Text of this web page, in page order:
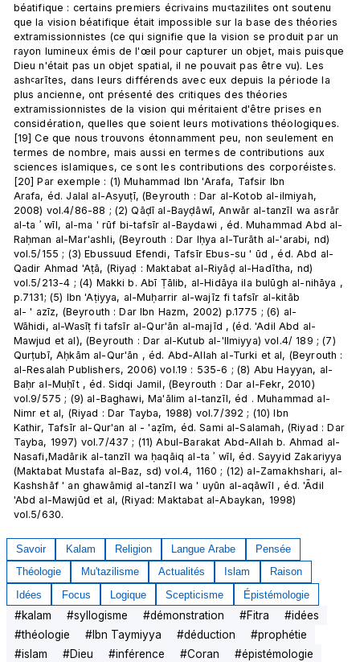
béatifique : certains premiers écrivains muꜥtazilites ont soutenu
que la vision béatifique était impossible sur la base des théories
extramissionnistes (ce qui signifie que la vision se produit par un
rayon lumineux émis de l'œil pour capturer un objet, mais puisque
Dieu n'était pas un objet spatial, il ne pouvait pas être vu). Les
ashꜥarītes, dans leurs différends avec eux depuis la période la
plus ancienne, ont présenté des critiques des théories
extramissionnistes de la vision qui méritaient d'être prises en
considération, quelles que soient leurs motivations théologiques.
[19] Ce que nous trouvons étonnamment peu, non seulement en
termes de nombre, mais aussi en termes de contributions aux
sciences islamiques, ce sont les contributions des corporéistes.
[20] Par exemple : (1) Muhammad Ibn 'Arafa, Tafsir Ibn
Arafa, éd. Jalal al-Asyuṭī, (Beyrouth : Dar al-Kotob al-ilmiyah,
2008) vol.4/86-88 ; (2) Qāḍī al-Bayḍāwī, Anwār al-tanzīl wa asrār
al-ta ʾ wīl, al-ma ' rūf bi-tafsīr al-Baydawi , éd. Muhammad Abd al-
Raḥman al-Mar'ashli, (Beyrouth : Dar Iḥya al-Turāth al-'arabi, nd)
vol.5/155 ; (3) Ebussuud Efendi, Tafsīr Ebus-su ' ūd , éd. Abd al-
Qadir Ahmad 'Aṭā, (Riyaḍ : Maktabat al-Riyāḍ al-Hadītha, nd)
vol.5/213-4 ; (4) Makki b. Abī Ṭālib, al-Hidāya ila bulūgh al-nihāya ,
p.7131; (5) Ibn 'Aṭiyya, al-Muḥarrir al-wajīz fi tafsīr al-kitāb
al- ' azīz, (Beyrouth : Dar Ibn Hazm, 2002) p.1775 ; (6) al-
Wāhidi, al-Wasīṭ fi tafsīr al-Qur'ān al-majīd , (éd. 'Adil Abd al-
Mawjud et al), (Beyrouth : Dar al-Kutub al-'Ilmiyya) vol.4/ 189 ; (7)
Qurṭubī, Aḥkām al-Qur'ān , éd. Abd-Allah al-Turki et al, (Beyrouth :
al-Resalah Publishers, 2006) vol.19 : 535-6 ; (8) Abu Hayyan, al-
Baḥr al-Muḥīt , éd. Sidqi Jamil, (Beyrouth : Dar al-Fekr, 2010)
vol.9/575 ; (9) al-Baghawi, Ma'ālim al-tanzīl, éd . Muhammad al-
Nimr et al, (Riyad : Dar Tayba, 1988) vol.7/392 ; (10) Ibn
Kathir, Tafsīr al-Qur'an al - 'aẓīm, éd. Sami al-Salamah, (Riyad : Dar
Tayba, 1997) vol.7/437 ; (11) Abul-Barakat Abd-Allah b. Ahmad al-
Nasafi,Madārik al-tanzīl wa ḥaqāiq al-ta ʾ wīl, éd. Sayyid Zakariyya
(Maktabat Mustafa al-Baz, sd) vol.4, 1160 ; (12) al-Zamakhshari, al-
Kashshāf ' an ghawāmiḍ al-tanzīl wa ' uyūn al-aqāwīl , éd. 'Ādil
'Abd al-Mawjūd et al, (Riyad: Maktabat al-Abaykan, 1998)
vol.5/630.
Savoir Kalam Religion Langue Arabe
Pensée
Théologie
Mu'tazilisme Actualités Islam
Raison
Idées
Focus Logique Scepticisme Épistémologie
#kalam #syllogisme #démonstration #Fitra #idées
#théologie #Ibn Taymiyya #déduction #prophétie
#islam #Dieu #inférence #Coran #épistémologie